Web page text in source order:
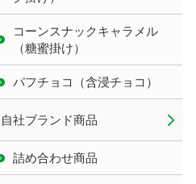
コーンスナックキャラメル
（糖蜜掛け）
パフチョコ（含浸チョコ）
自社ブランド商品
詰め合わせ商品